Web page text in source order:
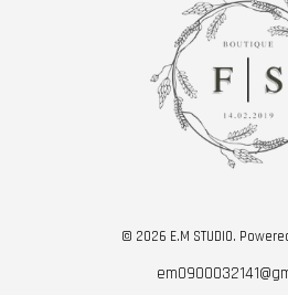
© 2026 E.M STUDIO.